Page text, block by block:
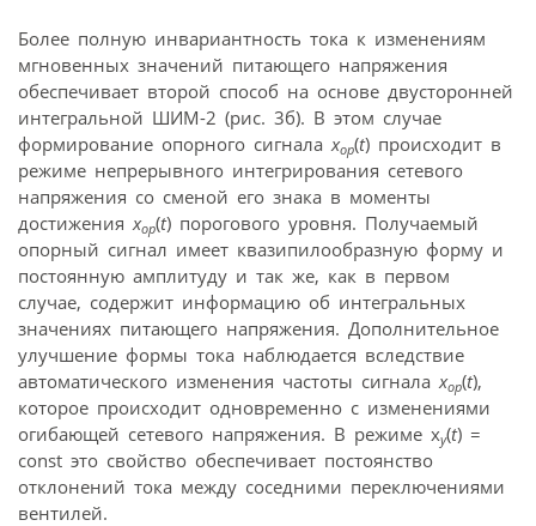
Более полную инвариантность тока к изменениям
мгновенных значений питающего напряжения
обеспечивает второй способ на основе двусторонней
интегральной ШИМ-2 (рис. 3б). В этом случае
формирование опорного сигнала xop(t) происходит в
режиме непрерывного интегрирования сетевого
напряжения со сменой его знака в моменты
достижения xop(t) порогового уровня. Получаемый
опорный сигнал имеет квазипилообразную форму и
постоянную амплитуду и так же, как в первом
случае, содержит информацию об интегральных
значениях питающего напряжения. Дополнительное
улучшение формы тока наблюдается вследствие
автоматического изменения частоты сигнала xop(t),
которое происходит одновременно с изменениями
огибающей сетевого напряжения. В режиме xу(t) =
const это свойство обеспечивает постоянство
отклонений тока между соседними переключениями
вентилей.